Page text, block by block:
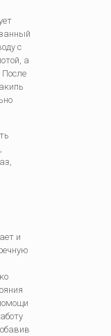
с
а
После
и